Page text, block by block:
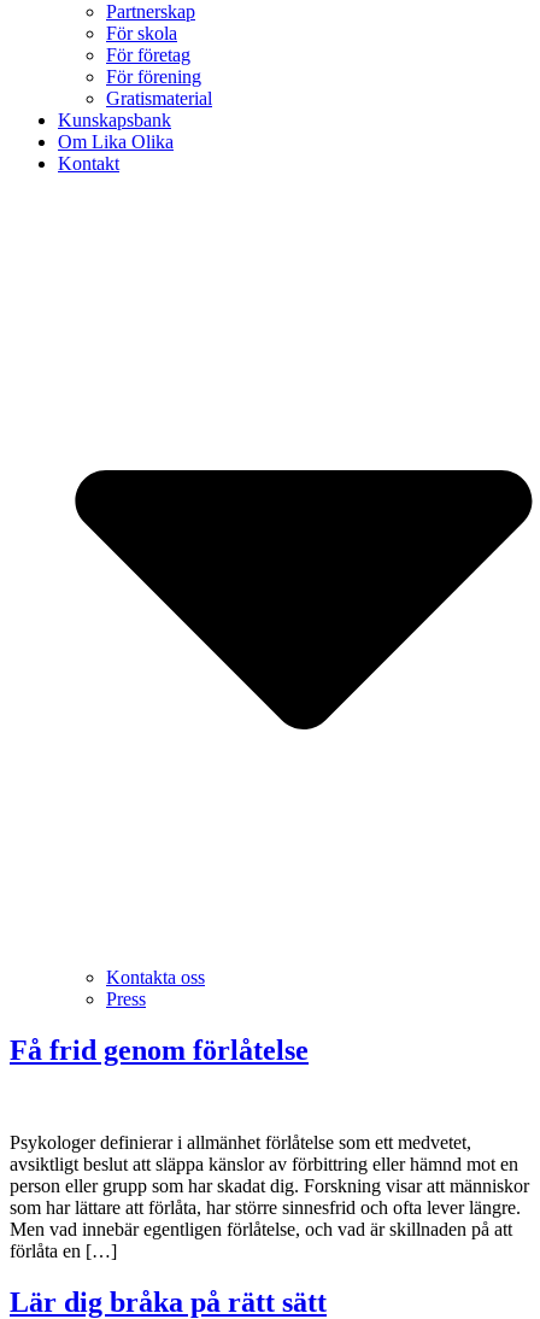
Partnerskap
För skola
För företag
För förening
Gratismaterial
Kunskapsbank
Om Lika Olika
Kontakt
Kontakta oss
Press
Få frid genom förlåtelse
Psykologer definierar i allmänhet förlåtelse som ett medvetet,
avsiktligt beslut att släppa känslor av förbittring eller hämnd mot en
person eller grupp som har skadat dig. Forskning visar att människor
som har lättare att förlåta, har större sinnesfrid och ofta lever längre.
Men vad innebär egentligen förlåtelse, och vad är skillnaden på att
förlåta en […]
Lär dig bråka på rätt sätt